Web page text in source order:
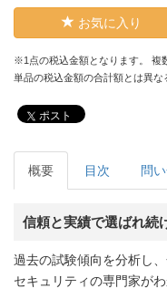
お気に入り
※1点の税込金額となります。 複
単品の税込金額の合計額とは異な
ポスト
概要 目次 問
信頼と実績で選ばれ続
過去の試験傾向を分析し
セキュリティの専門家が